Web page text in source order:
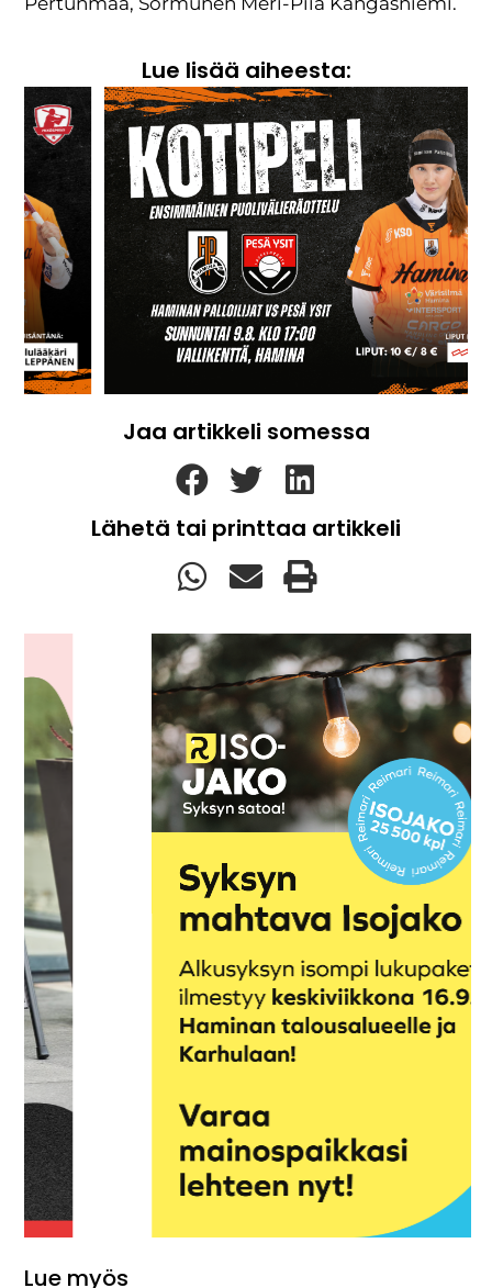
Lue lisää aiheesta:
Jaa artikkeli somessa
Lähetä tai printtaa artikkeli
Lue myös